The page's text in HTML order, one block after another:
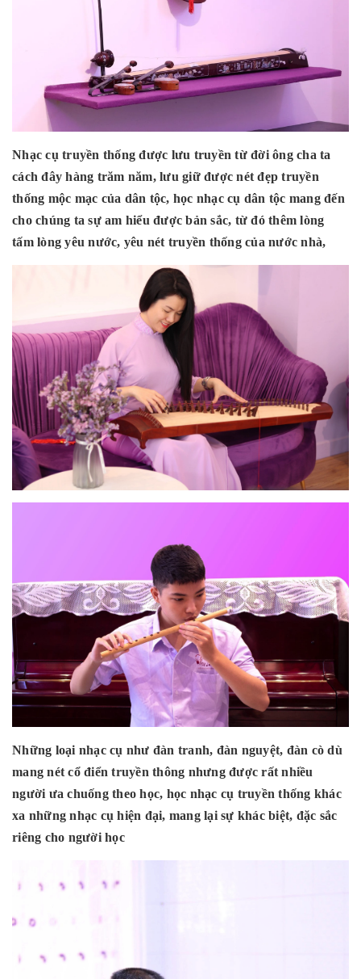
Nhạc cụ truyền thống được lưu truyền từ đời ông cha ta
cách đây hàng trăm năm, lưu giữ được nét đẹp truyền
thống mộc mạc của dân tộc, học nhạc cụ dân tộc mang đến
cho chúng ta sự am hiểu được bản sắc, từ đó thêm lòng
tấm lòng yêu nước, yêu nét truyền thống của nước nhà,
Những loại nhạc cụ như đàn tranh, đàn nguyệt, đàn cò dù
mang nét cổ điển truyền thông nhưng được rất nhiều
người ưa chuống theo học, học nhạc cụ truyền thống khác
xa những nhạc cụ hiện đại, mang lại sự khác biệt, đặc sắc
riêng cho người học